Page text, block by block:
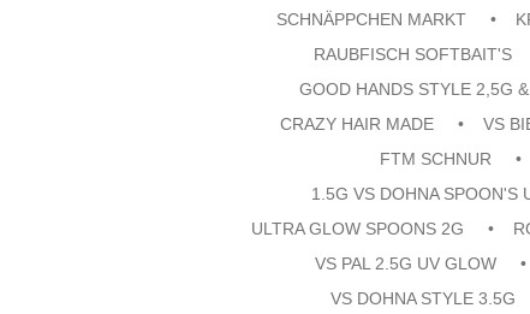
SCHNÄPPCHEN MARKT
RAUBFISCH SOFTBAIT'S
GOOD HANDS STYLE 2,5G
CRAZY HAIR MADE
VS
FTM SCHNUR
1.5G VS DOHNA SPOON'S
ULTRA GLOW SPOONS 2G
VS PAL 2.5G UV GLOW
VS DOHNA STYLE 3.5G